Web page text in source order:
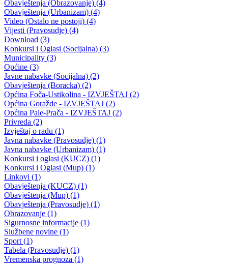
Korona virus (469)
Press konferencije (306)
Sjednice Skupštine (282)
Izvještaj OC Uprave (234)
News (186)
IZVJEŠTAJ - Ministarstvo za privredu (131)
Javne nabavke (113)
Najave (95)
Objava za medije (91)
Značajni dokumenti (79)
Fotogalerija (56)
Vijesti (Privreda) (45)
Obavještenja (Privreda) (35)
Kanton (34)
Informacije o gripi H1N1 (26)
Video (mediji) (25)
Video BPK-a (22)
Skupština (19)
Sportski savez (16)
Privredni subjekti (14)
bpk (13)
Realizacija interventnih mjera Vlade BPK-a (11)
Službe, uprave i direkcije (10)
Zakoni (10)
Sastav Vlade (Rotirajuce) (9)
Budžet (8)
Digitalni muzej (8)
ENGLISH VERSION (8)
Konkursi i oglasi (Obrazovanje) (8)